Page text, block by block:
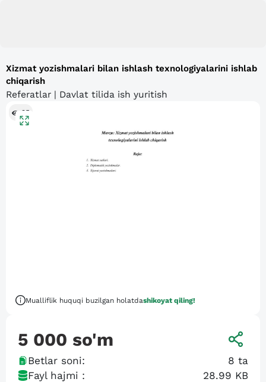
Xizmat yozishmalari bilan ishlash texnologiyalarini ishlab
chiqarish
Referatlar | Davlat tilida ish yuritish
95
Mualliflik huquqi buzilgan holatdashikoyat qiling!
5 000 so'm
Betlar soni: 8 ta
Fayl hajmi :
28.99 KB